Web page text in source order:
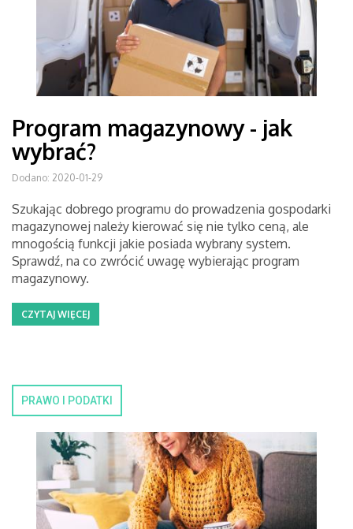
Program magazynowy - jak
wybrać?
Dodano: 2020-01-29
Szukając dobrego programu do prowadzenia gospodarki
magazynowej należy kierować się nie tylko ceną, ale
mnogością funkcji jakie posiada wybrany system.
Sprawdź, na co zwrócić uwagę wybierając program
magazynowy.
CZYTAJ WIĘCEJ
PRAWO I PODATKI